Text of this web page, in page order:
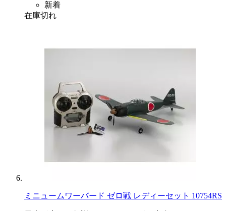
新着
在庫切れ
ミニュームワーバード ゼロ戦 レディーセット 10754RS